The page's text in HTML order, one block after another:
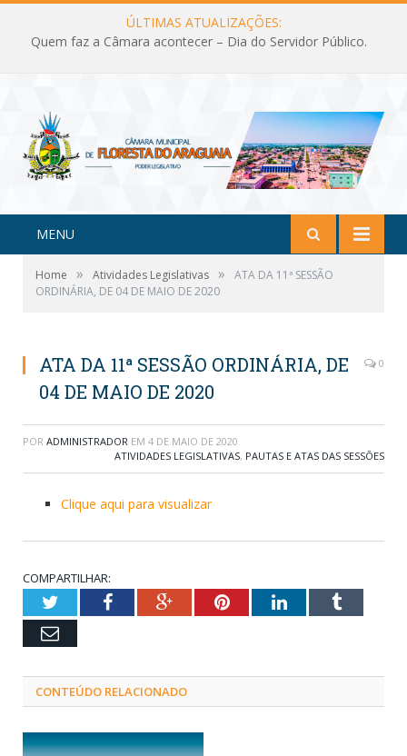
ÚLTIMAS ATUALIZAÇÕES:
Quem faz a Câmara acontecer – Dia do Servidor Público.
MENU
Home » Atividades Legislativas »
ATA DA 11ª SESSÃO
ORDINÁRIA, DE 04 DE MAIO DE 2020
ATA DA 11ª SESSÃO ORDINÁRIA, DE
04 DE MAIO DE 2020
0
POR ADMINISTRADOR EM 4 DE MAIO DE 2020
ATIVIDADES LEGISLATIVAS, PAUTAS E ATAS DAS SESSÕES
Clique aqui para visualizar
COMPARTILHAR:
TwitterFacebookGoogle+PinterestLinkedInTumblr
Email
CONTEÚDO RELACIONADO